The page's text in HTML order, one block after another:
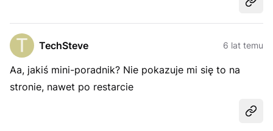
TechSteve 6 lat temu
Aa, jakiś mini-poradnik? Nie pokazuje mi się to na
stronie, nawet po restarcie